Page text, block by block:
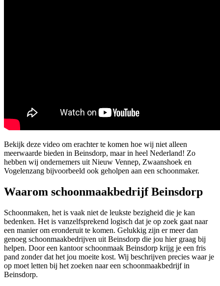
Bekijk deze video om erachter te komen hoe wij niet alleen
meerwaarde bieden in Beinsdorp, maar in heel Nederland! Zo
hebben wij ondernemers uit Nieuw Vennep, Zwaanshoek en
Vogelenzang bijvoorbeeld ook geholpen aan een schoonmaker.
Waarom schoonmaakbedrijf Beinsdorp
Schoonmaken, het is vaak niet de leukste bezigheid die je kan
bedenken. Het is vanzelfsprekend logisch dat je op zoek gaat naar
een manier om eronderuit te komen. Gelukkig zijn er meer dan
genoeg schoonmaakbedrijven uit Beinsdorp die jou hier graag bij
helpen. Door een kantoor schoonmaak Beinsdorp krijg je een fris
pand zonder dat het jou moeite kost. Wij beschrijven precies waar je
op moet letten bij het zoeken naar een schoonmaakbedrijf in
Beinsdorp.